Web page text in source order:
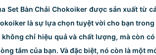
Set Bàn Chải Chokoiker được sản xuất từ
là sự lựa chọn tuyệt vời cho bạn
không chỉ hiệu quả và chất lượng, mà còn
tắm của bạn. Và đặc biệt, nó còn là một